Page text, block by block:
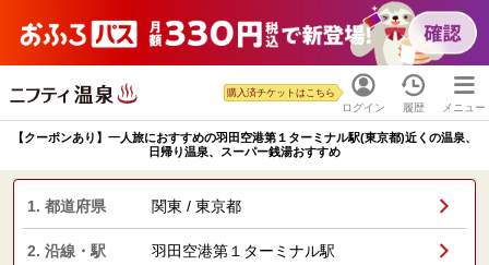
ログイン
購入済チケットはこちら
履歴 メニュー
【クーポンあり】一人旅におすすめの羽田空港第１ターミナル駅(東京都)近くの温泉、
日帰り温泉、スーパー銭湯おすすめ
1. 都道府県 関東 / 東京都
2. 沿線・駅 羽田空港第１ターミナル駅